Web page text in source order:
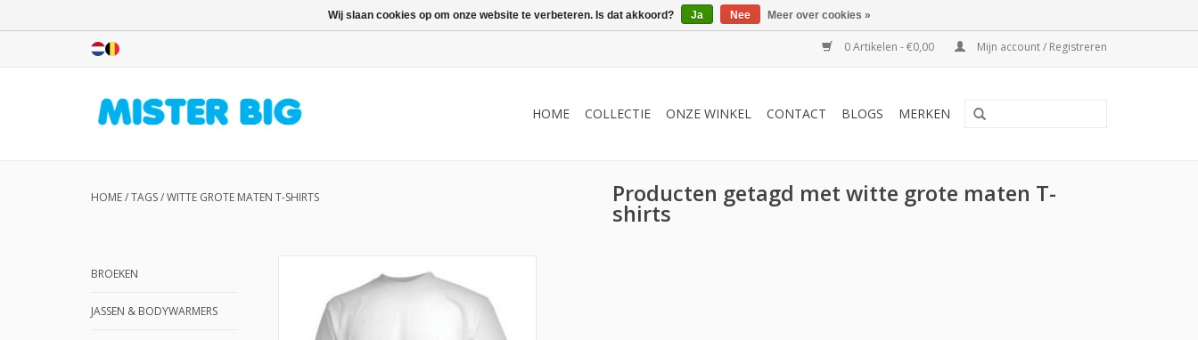
0 Artikelen - €0,00 Mijn account / Registreren
HOME COLLECTIE ONZE WINKEL CONTACT BLOGS MERKEN
Producten getagd met witte grote maten T-
shirts
HOME/TAGS/WITTE GROTE MATEN T-SHIRTS
BROEKEN
JASSEN & BODYWARMERS
Wij slaan cookies op om onze website te verbeteren. Is dat akkoord? Ja Nee Meer over cookies »